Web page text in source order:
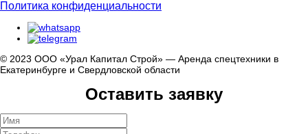
Политика конфиденциальности
© 2023 ООО «Урал Капитал Строй» — Аренда спецтехники в
Екатеринбурге и Свердловской области
Оставить заявку